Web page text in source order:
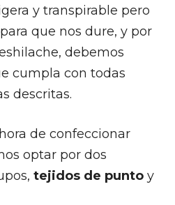
y transpirable pero
que nos dure, y por
debemos
cumpla con todas
descritas.
de confeccionar
optar por dos
tejidos de punto y